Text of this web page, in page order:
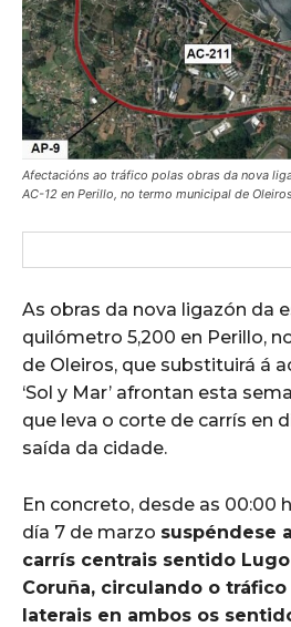
Afectacións ao tráfico polas obras da nova
AC-12 en Perillo, no termo municipal de
As obras da nova ligazón da
quilómetro 5,200 en Perillo,
de Oleiros, que substituirá á
‘Sol y Mar’ afrontan esta
que leva o corte de carrís en
saída da cidade.
En concreto, desde as 00:00
día 7 de marzo suspéndese
carrís centrais sentido
Coruña, circulando o
laterais en ambos os